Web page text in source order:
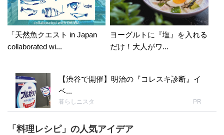
「天然魚クエスト in Japan
collaborated wi...
ヨーグルトに『塩』を入れる
だけ！大人がワ...
【渋谷で開催】明治の『コレスキ診断』イ
ベ...
暮らしニスタ PR
「料理レシピ」の人気アイデア